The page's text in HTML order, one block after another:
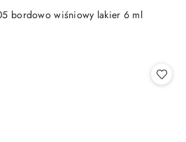
bordowo wiśniowy lakier 6 ml